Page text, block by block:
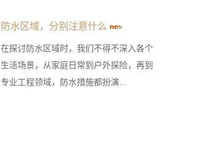
防水区域，分别注意什么
在探讨防水区域时，我们不得不深入各个
生活场景，从家庭日常到户外探险，再到
专业工程领域，防水措施都扮演...